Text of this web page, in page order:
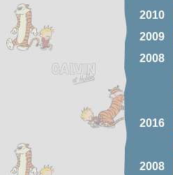
2010
2009
2008
2016
2008